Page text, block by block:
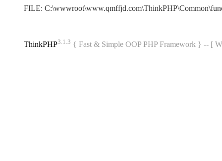
FILE:
ThinkPHP3.1.3 { Fast & Simple OOP PHP Framework } -- [